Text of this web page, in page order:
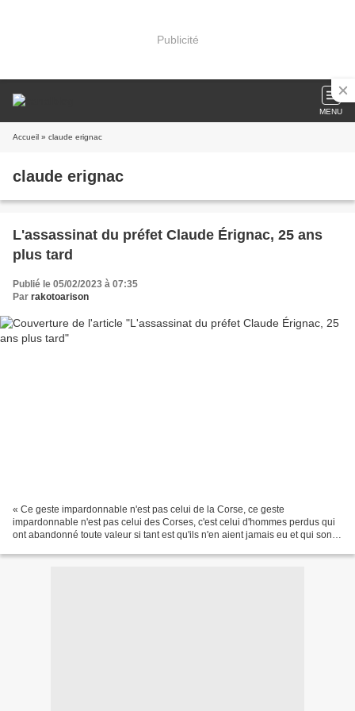
Publicité
MENU
Accueil » claude erignac
claude erignac
L'assassinat du préfet Claude Érignac, 25 ans
plus tard
Publié le 05/02/2023 à 07:35
Par rakotoarison
« Ce geste impardonnable n'est pas celui de la Corse, ce geste
impardonnable n'est pas celui des Corses, c'est celui d'hommes perdus qui
ont abandonné toute valeur si tant est qu'ils n'en aient jamais eu et qui sont